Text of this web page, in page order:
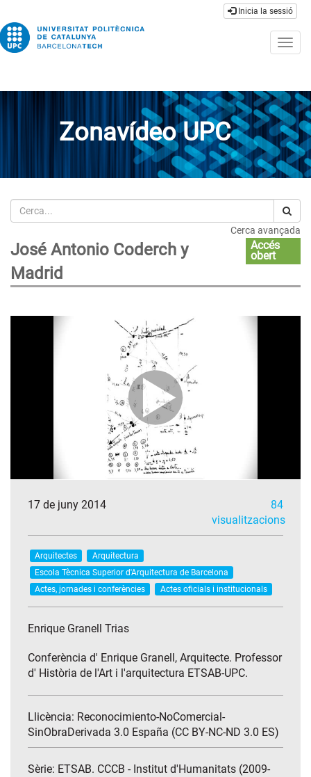
Inicia la sessió
Zonavídeo UPC
Cerca
Cerca avançada
José Antonio Coderch y
Madrid
Accés
obert
17 de juny 2014
84
visualitzacions
Arquitectes
Arquitectura
Escola Tècnica Superior d'Arquitectura de Barcelona
Actes, jornades i conferències
Actes oficials i institucionals
Enrique Granell Trias
Conferència d' Enrique Granell, Arquitecte. Professor
d' Història de l'Art i l'arquitectura ETSAB-UPC.
Llicència: Reconocimiento-NoComercial-
SinObraDerivada 3.0 España (CC BY-NC-ND 3.0 ES)
Sèrie: ETSAB. CCCB - Institut d'Humanitats (2009-